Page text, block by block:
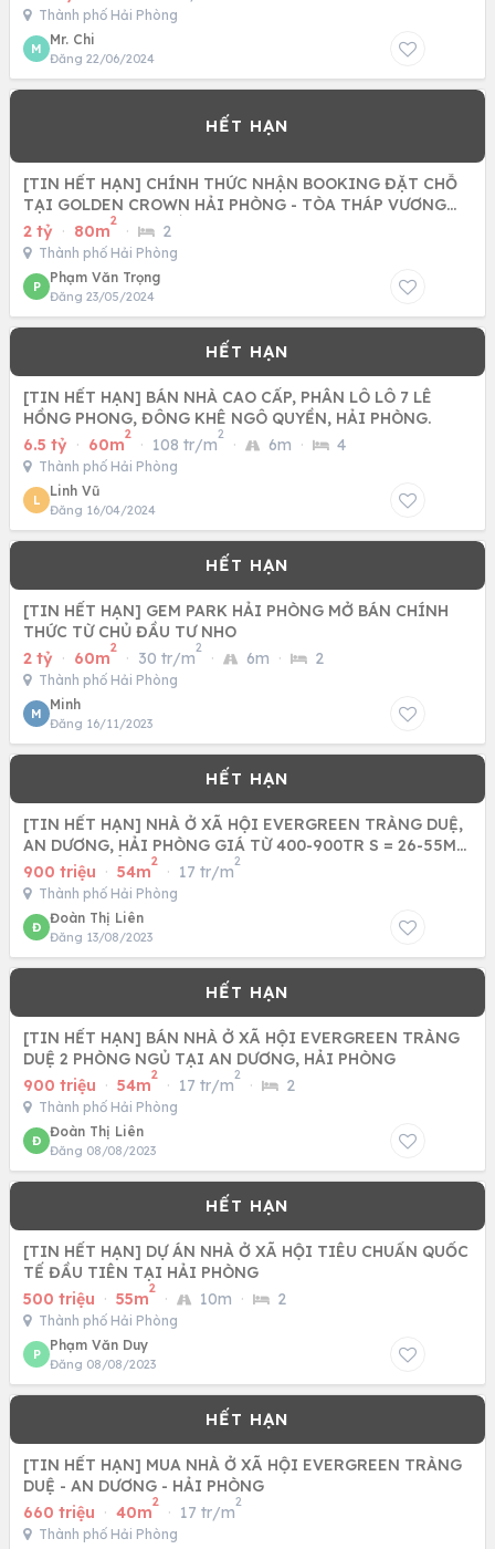
Thành phố Hải Phòng
M
Mr. Chi
Đăng 22/06/2024
[TIN HẾT HẠN] CHÍNH THỨC NHẬN BOOKING ĐẶT CHỖ
TẠI GOLDEN CROWN HẢI PHÒNG - TÒA THÁP VƯƠNG
MIỆN VÀNG, NƠI SỐNG
2 tỷ · 80m
2
· 2
Thành phố Hải Phòng
P
Phạm Văn Trọng
Đăng 23/05/2024
[TIN HẾT HẠN] BÁN NHÀ CAO CẤP, PHÂN LÔ LÔ 7 LÊ
HỒNG PHONG, ĐÔNG KHÊ NGÔ QUYỀN, HẢI PHÒNG.
6.5 tỷ · 60m
2
· 108 tr/m
2
· 6m · 4
Thành phố Hải Phòng
L
Linh Vũ
Đăng 16/04/2024
[TIN HẾT HẠN] GEM PARK HẢI PHÒNG MỞ BÁN CHÍNH
THỨC TỪ CHỦ ĐẦU TƯ NHO
2 tỷ · 60m
2
· 30 tr/m
2
· 6m · 2
Thành phố Hải Phòng
M
Minh
Đăng 16/11/2023
[TIN HẾT HẠN] NHÀ Ở XÃ HỘI EVERGREEN TRÀNG DUỆ,
AN DƯƠNG, HẢI PHÒNG GIÁ TỪ 400-900TR S = 26-55M2,
2PN, 1WC SỔ
900 triệu · 54m
2
· 17 tr/m
2
Thành phố Hải Phòng
Đ
Đoàn Thị Liên
Đăng 13/08/2023
[TIN HẾT HẠN] BÁN NHÀ Ở XÃ HỘI EVERGREEN TRÀNG
DUỆ 2 PHÒNG NGỦ TẠI AN DƯƠNG, HẢI PHÒNG
900 triệu · 54m
2
· 17 tr/m
2
· 2
Thành phố Hải Phòng
Đ
Đoàn Thị Liên
Đăng 08/08/2023
[TIN HẾT HẠN] DỰ ÁN NHÀ Ở XÃ HỘI TIÊU CHUẨN QUỐC
TẾ ĐẦU TIÊN TẠI HẢI PHÒNG
500 triệu · 55m
2
· 10m · 2
Thành phố Hải Phòng
P
Phạm Văn Duy
Đăng 08/08/2023
[TIN HẾT HẠN] MUA NHÀ Ở XÃ HỘI EVERGREEN TRÀNG
DUỆ - AN DƯƠNG - HẢI PHÒNG
660 triệu · 40m
2
· 17 tr/m
2
Thành phố Hải Phòng